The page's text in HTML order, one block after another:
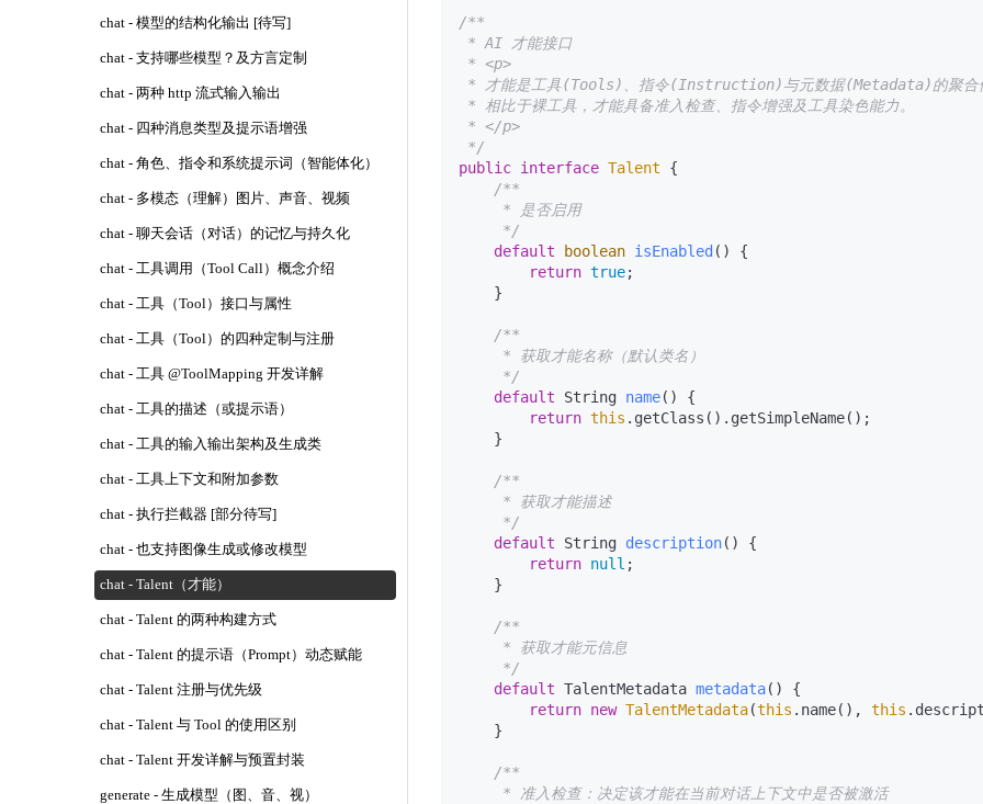
chat - 模型的结构化输出 [待写]
chat - 支持哪些模型？及方言定制
chat - 两种 http 流式输入输出
chat - 四种消息类型及提示语增强
chat - 角色、指令和系统提示词（智能体化）
chat - 多模态（理解）图片、声音、视频
chat - 聊天会话（对话）的记忆与持久化
chat - 工具调用（Tool Call）概念介绍
chat - 工具（Tool）接口与属性
chat - 工具（Tool）的四种定制与注册
chat - 工具 @ToolMapping 开发详解
chat - 工具的描述（或提示语）
chat - 工具的输入输出架构及生成类
chat - 工具上下文和附加参数
chat - 执行拦截器 [部分待写]
chat - 也支持图像生成或修改模型
chat - Talent（才能）
chat - Talent 的两种构建方式
chat - Talent 的提示语（Prompt）动态赋能
chat - Talent 注册与优先级
chat - Talent 与 Tool 的使用区别
chat - Talent 开发详解与预置封装
generate - 生成模型（图、音、视）
/**
* AI 才能接口
* <p>
* 才能是工具(Tools)、指令(Instruction)与元数据(Metadata)的聚合
* 相比于裸工具，才能具备准入检查、指令增强及工具染色能力。
* </p>
*/
public interface Talent {
/**
     * 是否启用
     */
default
boolean isEnabled ()
{
return true;
    }
/**
     * 获取才能名称（默认类名）
     */
default String name()
{
return this .getClass().getSimpleName();
    }
/**
     * 获取才能描述
     */
default String description()
{
return null ;
    }
/**
     * 获取才能元信息
     */
default TalentMetadata metadata()
{
return new TalentMetadata(this .name(), this
    }
/**
     * 准入检查：决定该才能在当前对话上下文中是否被激活